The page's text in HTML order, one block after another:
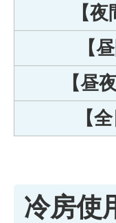
【
【
【昼
【
冷房使